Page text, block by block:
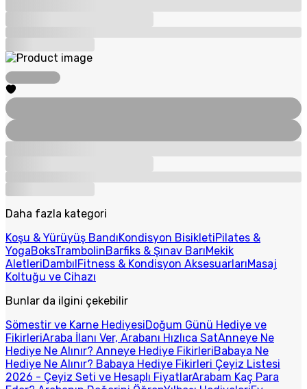
Daha fazla kategori
Koşu & Yürüyüş BandıKondisyon BisikletiPilates &
YogaBoksTrambolinBarfiks & Şınav BarıMekik
AletleriDambılFitness & Kondisyon AksesuarlarıMasaj
Koltuğu ve Cihazı
Bunlar da ilgini çekebilir
Sömestir ve Karne HediyesiDoğum Günü Hediye ve
FikirleriAraba İlanı Ver, Arabanı Hızlıca SatAnneye Ne
Hediye Ne Alınır? Anneye Hediye FikirleriBabaya Ne
Hediye Ne Alınır? Babaya Hediye Fikirleri Çeyiz Listesi
2026 - Çeyiz Seti ve Hesaplı FiyatlarArabam Kaç Para